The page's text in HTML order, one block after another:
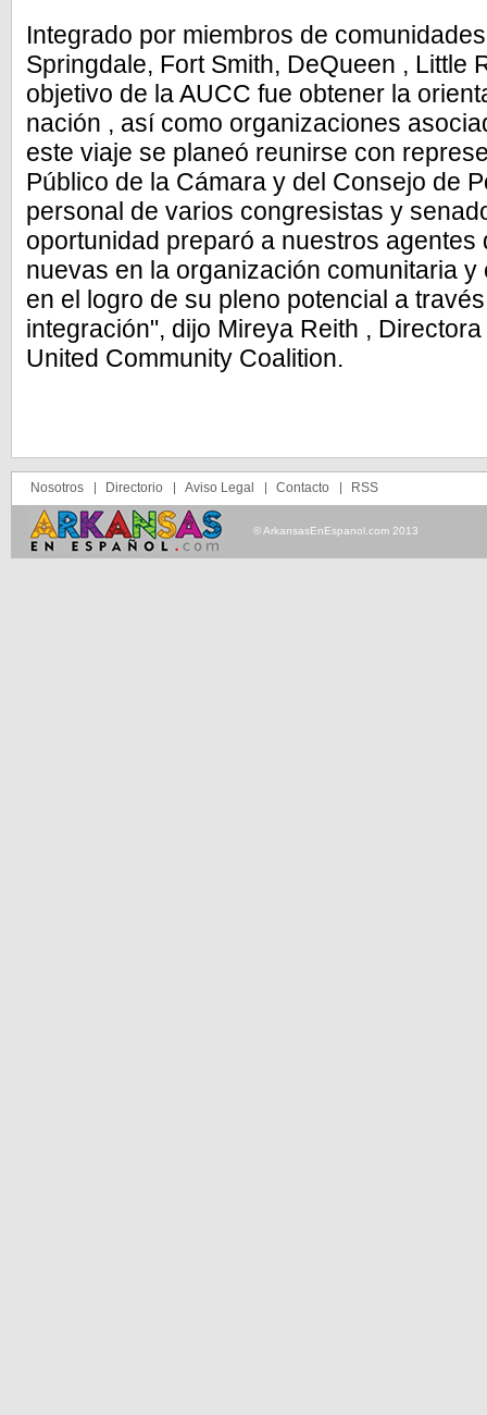
Integrado por miembros de
Springdale, Fort Smith, DeQueen , Little
objetivo de la AUCC fue obtener la
nación , así como organizaciones
este viaje se planeó reunirse con
Público de la Cámara y del Consejo de
personal de varios congresistas y
oportunidad preparó a nuestros agentes
nuevas en la organización comunitaria
en el logro de su pleno potencial a
integración", dijo Mireya Reith ,
United Community Coalition.
Nosotros Directorio Aviso Legal Contacto RSS
© ArkansasEnEspanol.com 2013